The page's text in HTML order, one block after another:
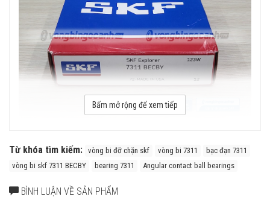
Bấm mở rộng để xem tiếp
Từ khóa tìm kiếm: vòng bi đỡ chặn skf vòng bi 7311
bạc đạn 7311
vòng bi skf 7311 BECBY
bearing 7311 Angular contact ball bearings
BÌNH LUẬN VỀ SẢN PHẨM